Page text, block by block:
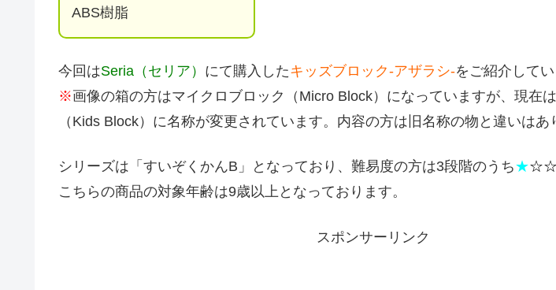
ABS樹脂
今回はSeria（セリア） にて購入したキッズブロック-アザラシ-をご紹介して
※画像の箱の方はマイクロブロック（Micro Block）になっていますが、現在
（Kids Block）に名称が変更されています。内容の方は旧名称の物と違いはあ
シリーズは「すいぞくかんB」となっており、難易度の方は3段階のうち★☆☆
こちらの商品の対象年齢は9歳以上となっております。
スポンサーリンク